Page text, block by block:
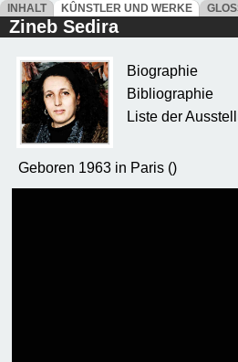
INHALT KÛNSTLER UND WERKE
Zineb Sedira